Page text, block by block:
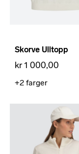
Skorve Ulltopp
kr 1 000,00
+2 farger